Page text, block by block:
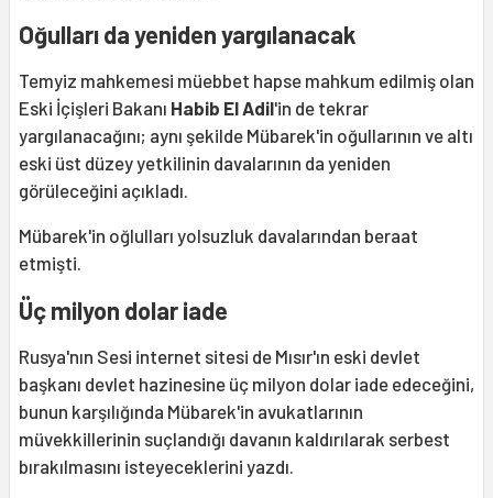
Oğulları da yeniden yargılanacak
Temyiz mahkemesi müebbet hapse mahkum edilmiş olan
Eski İçişleri Bakanı Habib El Adil'in de tekrar
yargılanacağını; aynı şekilde Mübarek'in oğullarının ve altı
eski üst düzey yetkilinin davalarının da yeniden
görüleceğini açıkladı.
Mübarek'in oğlulları yolsuzluk davalarından beraat
etmişti.
Üç milyon dolar iade
Rusya'nın Sesi internet sitesi de Mısır'ın eski devlet
başkanı devlet hazinesine üç milyon dolar iade edeceğini,
bunun karşılığında Mübarek'in avukatlarının
müvekkillerinin suçlandığı davanın kaldırılarak serbest
bırakılmasını isteyeceklerini yazdı.